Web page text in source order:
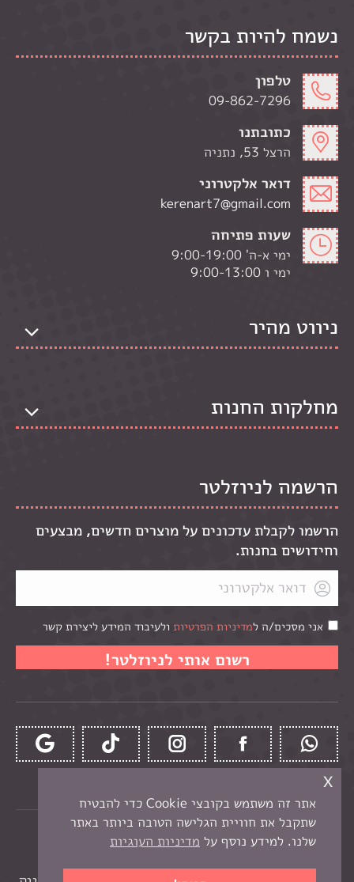
נשמח להיות בקשר
טלפון
09-862-7296
כתובתנו
הרצל 53, נתניה
דואר אלקטרוני
kerenart7@gmail.com
שעות פתיחה
ימי א-ה' 9:00-19:00
ימי ו 9:00-13:00
ניווט מהיר
מחלקות החנות
הרשמה לניוזלטר
הרשמו לקבלת עדכונים על מוצרים חדשים, מבצעים
וחידושים בחנות.
אני מסכים/ה למדיניות הפרטיות ולעיבוד המידע ליצירת קשר
כל הזכויות שמורות לקרן -חנות יצירה בנתניה
אתר זה משתמש בקובצי Cookie כדי להבטיח
שתקבל את חוויית הגלישה הטובה ביותר באתר
שלנו. למידע נוסף על מדיניות העוגיות
x